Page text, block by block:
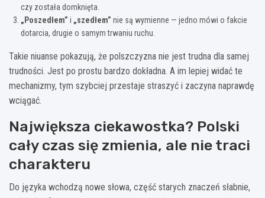
czy została domknięta.
„Poszedłem” i „szedłem” nie są wymienne — jedno mówi o fakcie
dotarcia, drugie o samym trwaniu ruchu.
Takie niuanse pokazują, że polszczyzna nie jest trudna dla samej
trudności. Jest po prostu bardzo dokładna. A im lepiej widać te
mechanizmy, tym szybciej przestaje straszyć i zaczyna naprawdę
wciągać.
Największa ciekawostka? Polski
cały czas się zmienia, ale nie traci
charakteru
Do języka wchodzą nowe słowa, część starych znaczeń słabnie,